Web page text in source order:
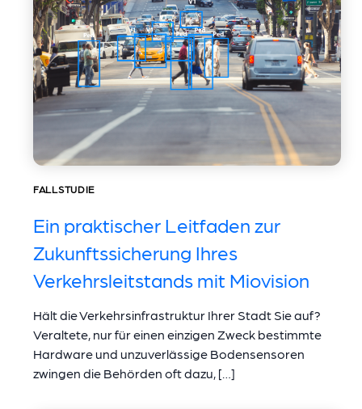
FALLSTUDIE
Ein praktischer Leitfaden zur
Zukunftssicherung Ihres
Verkehrsleitstands mit Miovision
Hält die Verkehrsinfrastruktur Ihrer Stadt Sie auf?
Veraltete, nur für einen einzigen Zweck bestimmte
Hardware und unzuverlässige Bodensensoren
zwingen die Behörden oft dazu, […]